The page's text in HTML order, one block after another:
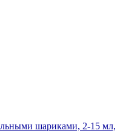
шариками, 2-15 мл,